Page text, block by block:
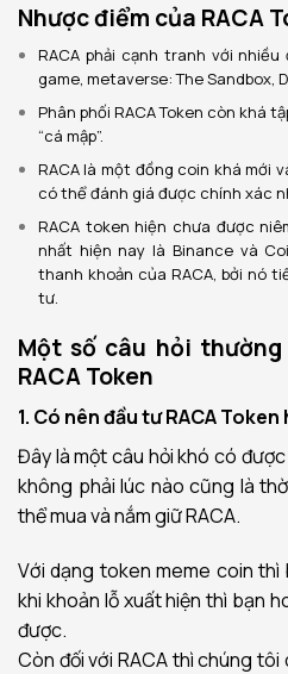
Nhược điểm của RACA
RACA phải cạnh tranh với
game, metaverse: The Sandbox,
Phân phối RACA Token còn khá
“cá mập”.
RACA là một đồng coin khá mới
có thể đánh giá được chính xác
RACA token hiện chưa được
nhất hiện nay là Binance và
thanh khoản của RACA, bởi nó
tư.
Một số câu hỏi
RACA Token
1. Có nên đầu tư RACA
Đây là một câu hỏi khó có
không phải lúc nào cũng là
thể mua và nắm giữ RACA.
Với dạng token meme coin
khi khoản lỗ xuất hiện thì bạn
được.
Còn đối với RACA thì chúng